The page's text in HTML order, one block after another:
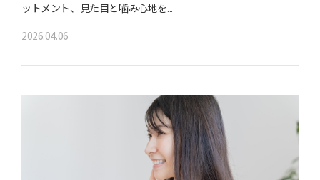
ットメント、見た目と噛み心地を...
2026.04.06